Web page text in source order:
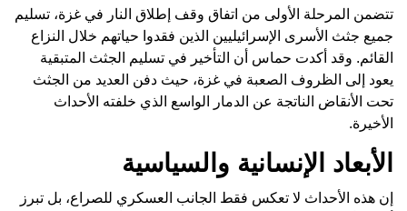
تتضمن المرحلة الأولى من اتفاق وقف إطلاق النار في غزة، تسليم
جميع جثث الأسرى الإسرائيليين الذين فقدوا حياتهم خلال النزاع
القائم. وقد أكدت حماس أن التأخير في تسليم الجثث المتبقية
يعود إلى الظروف الصعبة في غزة، حيث دفن العديد من الجثث
تحت الأنقاض الناتجة عن الدمار الواسع الذي خلفته الأحداث
الأخيرة.
الأبعاد الإنسانية والسياسية
إن هذه الأحداث لا تعكس فقط الجانب العسكري للصراع، بل تبرز